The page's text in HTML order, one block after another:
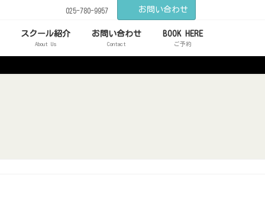
025-780-9957 お問い合わせ
スクール紹介
About Us
お問い合わせ
Contact
BOOK HERE
ご予約